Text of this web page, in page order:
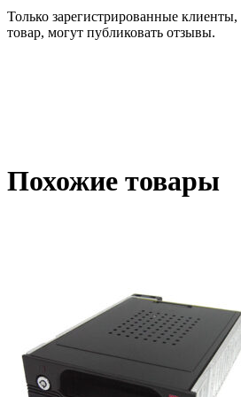
Только зарегистрированные
товар, могут публиковать отзывы.
Похожие товары